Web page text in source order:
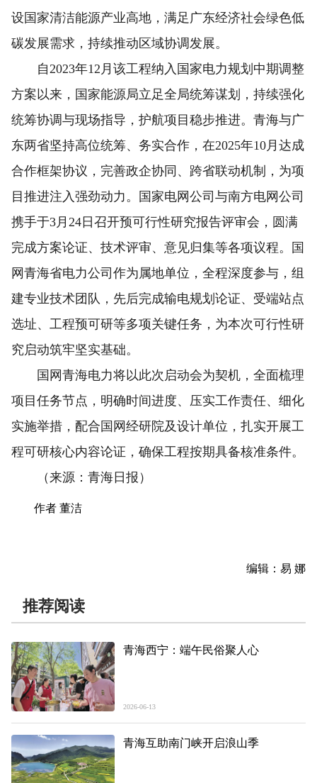
设国家清洁能源产业高地，满足广东经济社会绿色低
碳发展需求，持续推动区域协调发展。
自2023年12月该工程纳入国家电力规划中期调整
方案以来，国家能源局立足全局统筹谋划，持续强化
统筹协调与现场指导，护航项目稳步推进。青海与广
东两省坚持高位统筹、务实合作，在2025年10月达成
合作框架协议，完善政企协同、跨省联动机制，为项
目推进注入强劲动力。国家电网公司与南方电网公司
携手于3月24日召开预可行性研究报告评审会，圆满
完成方案论证、技术评审、意见归集等各项议程。国
网青海省电力公司作为属地单位，全程深度参与，组
建专业技术团队，先后完成输电规划论证、受端站点
选址、工程预可研等多项关键任务，为本次可行性研
究启动筑牢坚实基础。
国网青海电力将以此次启动会为契机，全面梳理
项目任务节点，明确时间进度、压实工作责任、细化
实施举措，配合国网经研院及设计单位，扎实开展工
程可研核心内容论证，确保工程按期具备核准条件。
（来源：青海日报）
作者 董洁
编辑：易 娜
推荐阅读
青海西宁：端午民俗聚人心
2026-06-13
青海互助南门峡开启浪山季